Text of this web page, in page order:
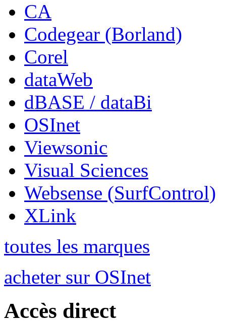
CA
Codegear (Borland)
Corel
dataWeb
dBASE / dataBi
OSInet
Viewsonic
Visual Sciences
Websense (SurfControl)
XLink
toutes les marques
acheter sur OSInet
Accès direct